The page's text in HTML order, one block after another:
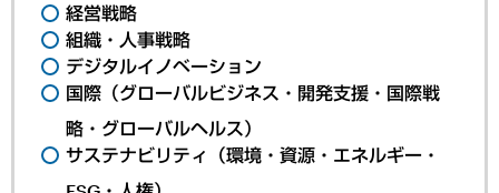
経営戦略
組織・人事戦略
デジタルイノベーション
国際（グローバルビジネス・開発支援・国際戦
略・グローバルヘルス）
サステナビリティ（環境・資源・エネルギー・